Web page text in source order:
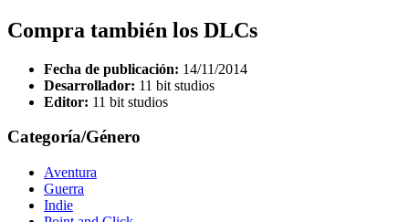
Compra también los DLCs
Fecha de publicación: 14/11/2014
Desarrollador: 11 bit studios
Editor: 11 bit studios
Categoría/Género
Aventura
Guerra
Indie